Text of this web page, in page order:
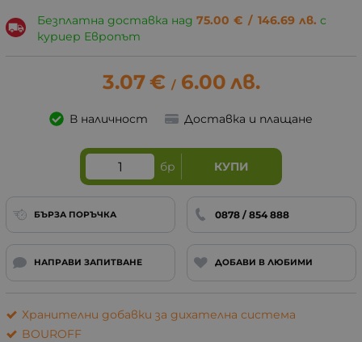
Безплатна доставка над 75.00 € / 146.69 лв. с
куриер Европът
3.07€ / 6.00 лв.
В наличност Доставка и плащане
бр КУПИ
БЪРЗА ПОРЪЧКА 0878 / 854 888
НАПРАВИ ЗАПИТВАНЕ ДОБАВИ В ЛЮБИМИ
Хранителни добавки за дихателна система
BOUROFF